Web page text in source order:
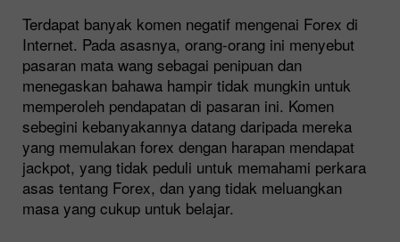
Terdapat banyak komen negatif mengenai Forex di
Internet. Pada asasnya, orang-orang ini menyebut
pasaran mata wang sebagai penipuan dan
menegaskan bahawa hampir tidak mungkin untuk
memperoleh pendapatan di pasaran ini. Komen
sebegini kebanyakannya datang daripada mereka
yang memulakan forex dengan harapan mendapat
jackpot, yang tidak peduli untuk memahami perkara
asas tentang Forex, dan yang tidak meluangkan
masa yang cukup untuk belajar.